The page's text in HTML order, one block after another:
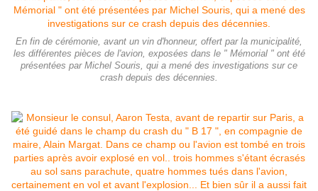
En fin de cérémonie, avant un vin d'honneur, offert par la municipalité,
les différentes pièces de l'avion, exposées dans le " Mémorial " ont été
présentées par Michel Souris, qui a mené des investigations sur ce
crash depuis des décennies.